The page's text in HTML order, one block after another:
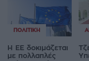
ΠΟΛΙΤΙΚΉ
Η ΕΕ δοκιμάζεται
με πολλαπλές